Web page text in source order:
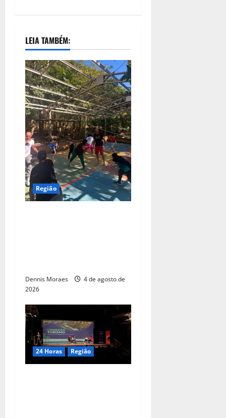
LEIA TAMBÉM:
Região
Dennis Moraes
4 de agosto de
2026
24 Horas Região